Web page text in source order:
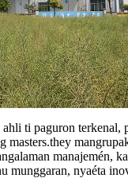
ti paguron terkenal,
manajemén,
munggaran, nyaéta